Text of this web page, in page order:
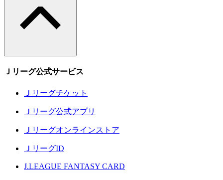
Ｊリーグ公式サービス
Ｊリーグチケット
Ｊリーグ公式アプリ
Ｊリーグオンラインストア
ＪリーグID
J.LEAGUE FANTASY CARD